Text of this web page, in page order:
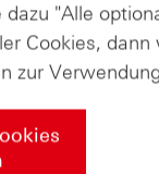
"Alle
Cookies,
zur